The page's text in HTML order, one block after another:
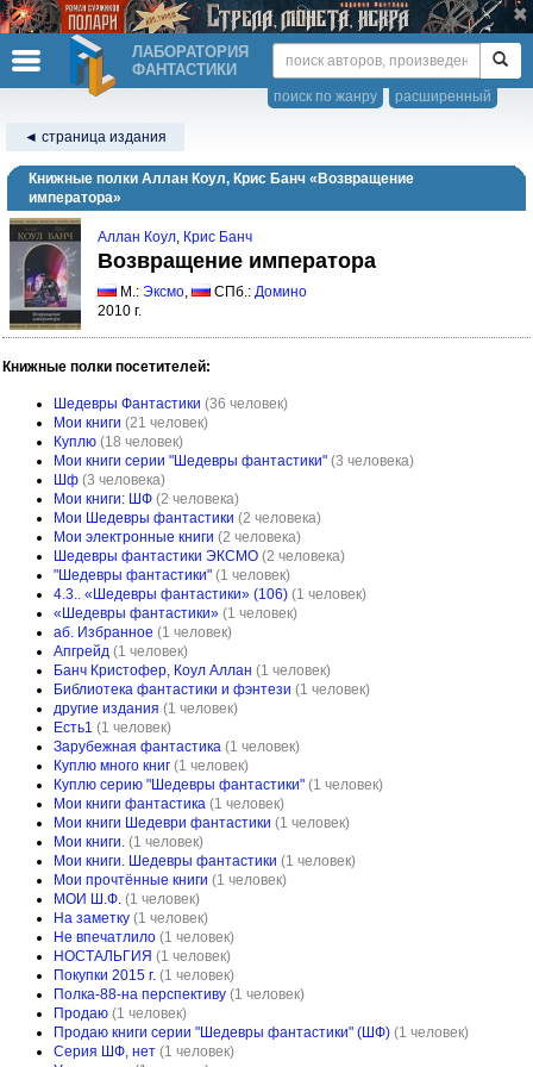
ЛАБОРАТОРИЯ
ФАНТАСТИКИ
расширенный
поиск по жанру
◄ страница издания
Книжные полки Аллан Коул, Крис Банч «Возвращение
императора»
Аллан Коул, Крис Банч
Возвращение императора
М.: Эксмо, СПб.: Домино
2010 г.
Книжные полки посетителей:
Шедевры Фантастики (36 человек)
Мои книги (21 человек)
Куплю (18 человек)
Мои книги серии "Шедевры фантастики" (3 человека)
Шф (3 человека)
Мои книги: ШФ (2 человека)
Мои Шедевры фантастики (2 человека)
Мои электронные книги (2 человека)
Шедевры фантастики ЭКСМО (2 человека)
"Шедевры фантастики" (1 человек)
4.3.. «Шедевры фантастики» (106) (1 человек)
«Шедевры фантастики» (1 человек)
аб. Избранное (1 человек)
Апгрейд (1 человек)
Банч Кристофер, Коул Аллан (1 человек)
Библиотека фантастики и фэнтези (1 человек)
другие издания (1 человек)
Есть1 (1 человек)
Зарубежная фантастика (1 человек)
Куплю много книг (1 человек)
Куплю серию "Шедевры фантастики" (1 человек)
Мои книги фантастика (1 человек)
Мои книги Шедеври фантастики (1 человек)
Мои книги. (1 человек)
Мои книги. Шедевры фантастики (1 человек)
Мои прочтённые книги (1 человек)
МОИ Ш.Ф. (1 человек)
На заметку (1 человек)
Не впечатлило (1 человек)
НОСТАЛЬГИЯ (1 человек)
Покупки 2015 г. (1 человек)
Полка-88-на перспективу (1 человек)
Продаю (1 человек)
Продаю книги серии "Шедевры фантастики" (ШФ) (1 человек)
Серия ШФ, нет (1 человек)